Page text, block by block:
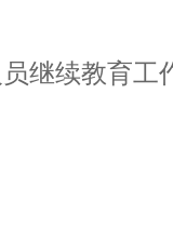
继续教育工